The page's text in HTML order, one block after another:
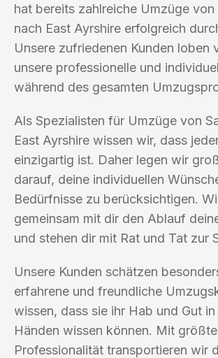
hat bereits zahlreiche Umzüge
nach East Ayrshire erfolgreich
Unsere zufriedenen Kunden loben
unsere professionelle und
während des gesamten
Als Spezialisten für Umzüge von
East Ayrshire wissen wir, dass
einzigartig ist. Daher legen wir
darauf, deine individuellen
Bedürfnisse zu berücksichtigen.
gemeinsam mit dir den Ablauf
und stehen dir mit Rat und Tat zur
Unsere Kunden schätzen
erfahrene und freundliche
wissen, dass sie ihr Hab und Gut in
Händen wissen können. Mit
Professionalität transportieren wir